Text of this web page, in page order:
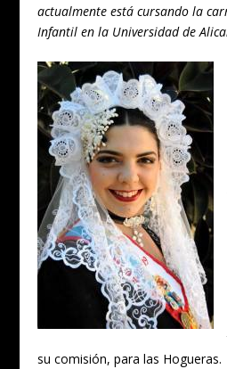
actualmente está cursando la
Infantil en la Universidad de
su comisión, para las Hogueras.